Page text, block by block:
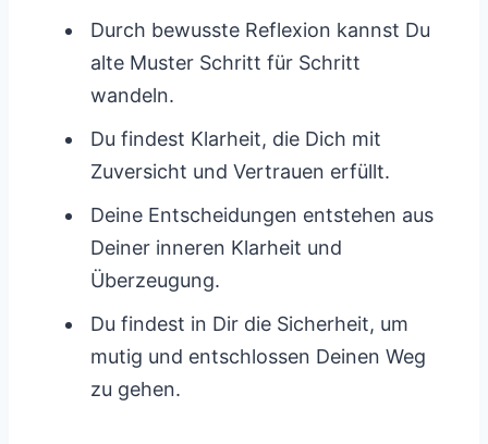
Durch bewusste Reflexion kannst Du
alte Muster Schritt für Schritt
wandeln.
Du findest Klarheit, die Dich mit
Zuversicht und Vertrauen erfüllt.
Deine Entscheidungen entstehen aus
Deiner inneren Klarheit und
Überzeugung.
Du findest in Dir die Sicherheit, um
mutig und entschlossen Deinen Weg
zu gehen.